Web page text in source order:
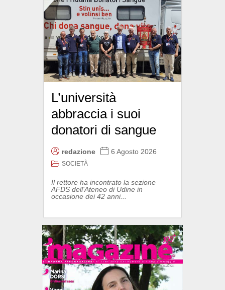
L’università
abbraccia i suoi
donatori di sangue
redazione 6 Agosto 2026
SOCIETÀ
Il rettore ha incontrato la sezione
AFDS dell'Ateneo di Udine in
occasione dei 42 anni...